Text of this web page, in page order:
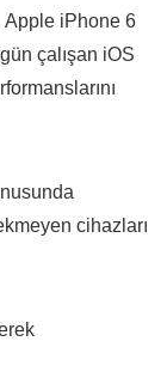
Apple iPhone 6
çalışan iOS
cihazları